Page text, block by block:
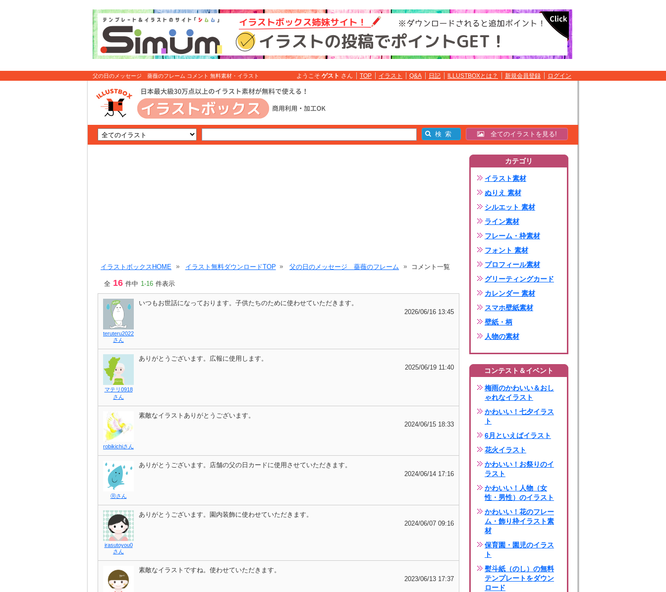
父の日のメッセージ 薔薇のフレーム コメント 無料素材・イラスト
ようこそ ゲスト さん TOP イラスト Q&A 日記 ILLUSTBOXとは？ 新規会員登録 ログイン
全てのイラストを見る!
イラストボックスHOME イラスト無料ダウンロードTOP 父の日のメッセージ 薔薇のフレーム コメント一覧
全 16 件中 1-16 件表示
teruteru2022
さん
いつもお世話になっております。子供たちのために使わせていただきます。
2026/06/16 13:45
マテリ0918
さん
ありがとうございます。広報に使用します。
2025/06/19 11:40
robikichiさん
素敵なイラストありがとうございます。
2024/06/15 18:33
Ⓡさん
ありがとうございます。店舗の父の日カードに使用させていただきます。
2024/06/14 17:16
irasutoyou0
さん
ありがとうございます。園内装飾に使わせていただきます。
2024/06/07 09:16
素敵なイラストですね。使わせていただきます。
2023/06/13 17:37
カテゴリ
イラスト素材
ぬりえ 素材
シルエット 素材
ライン素材
フレーム・枠素材
フォント 素材
プロフィール素材
グリーティングカード
カレンダー 素材
スマホ壁紙素材
壁紙・柄
人物の素材
コンテスト＆イベント
梅雨のかわいい＆おし
ゃれなイラスト
かわいい！七夕イラス
ト
6月といえばイラスト
花火イラスト
かわいい！お祭りのイ
ラスト
かわいい！人物（女
性・男性）のイラスト
かわいい！花のフレー
ム・飾り枠イラスト素
材
保育園・園児のイラス
ト
熨斗紙（のし）の無料
テンプレートをダウン
ロード